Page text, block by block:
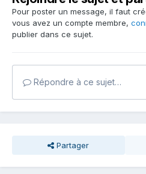
Pour poster un message, il faut
vous avez un compte membre,
publier dans ce sujet.
Répondre à ce sujet…
Partager